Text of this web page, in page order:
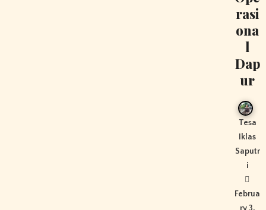
rasi
ona
l
Dap
ur
Tesa
Iklas
Saputr
i
Februa
ry 3,